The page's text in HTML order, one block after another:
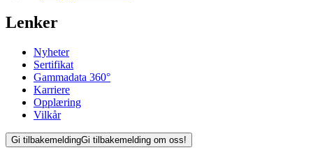
Lenker
Nyheter
Sertifikat
Gammadata 360°
Karriere
Opplæring
Vilkår
Gi tilbakemeldingGi tilbakemelding om oss!